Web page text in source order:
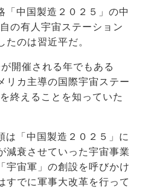
「中国製造２０２５」の中
の有人宇宙ステーション
たのは習近平だ。
開催される年でもある
リカ主導の国際宇宙ステー
終えることを知っていた
は「中国製造２０２５」に
減衰させていった宇宙事業
宇宙軍」の創設を呼びかけ
すでに軍事大改革を行って